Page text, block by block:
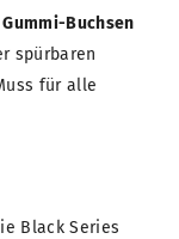
Buchsen
spürbaren
für alle
Black Series